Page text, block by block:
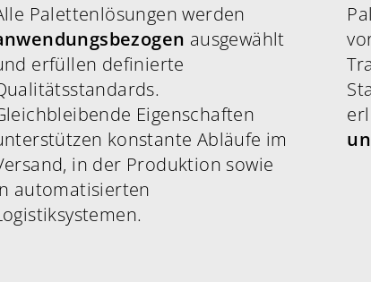
Palettenlösungen werden
ausgewählt
erfüllen definierte
Eigenschaften
konstante Abläufe im
in der Produktion sowie
automatisierten